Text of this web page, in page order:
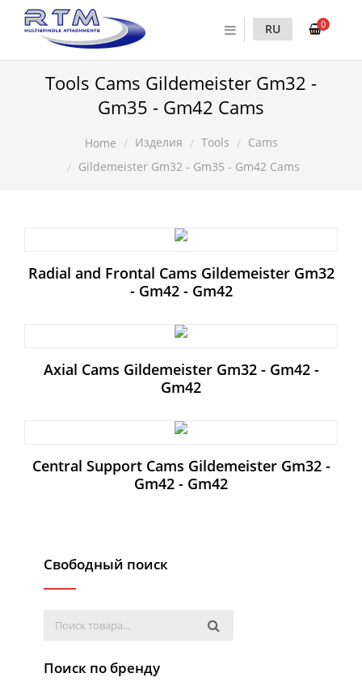
0
RU
Tools Cams Gildemeister Gm32 -
Gm35 - Gm42 Cams
Home Изделия Tools
Cams
Gildemeister Gm32 - Gm35 - Gm42 Cams
Radial and Frontal Cams Gildemeister Gm32
- Gm42 - Gm42
Axial Cams Gildemeister Gm32 - Gm42 -
Gm42
Central Support Cams Gildemeister Gm32 -
Gm42 - Gm42
Свободный поиск
Поиск по бренду